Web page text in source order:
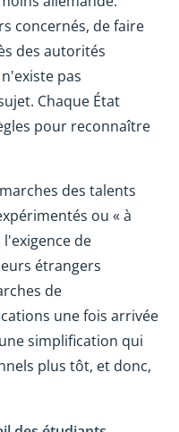
concernés, de faire
des autorités
pas
Chaque État
pour reconnaître
des talents
ou « à
de
étrangers
de
une fois arrivée
simplification qui
plus tôt, et donc,